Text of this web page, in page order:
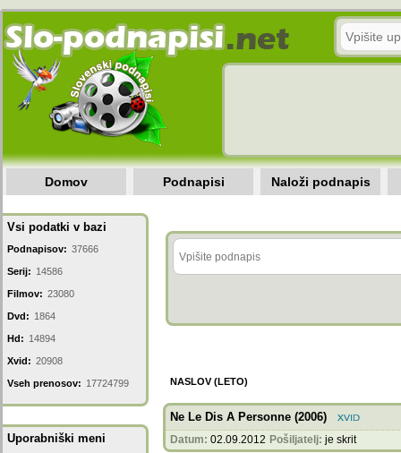
Domov Podnapisi Naloži podnapis
Vsi podatki v bazi
Podnapisov: 37666
Serij: 14586
Filmov: 23080
Dvd: 1864
Hd: 14894
Xvid: 20908
Vseh prenosov: 17724799
Uporabniški meni
NASLOV (LETO)
Ne Le Dis A Personne (2006)
Datum: 02.09.2012 Pošiljatelj: je skrit